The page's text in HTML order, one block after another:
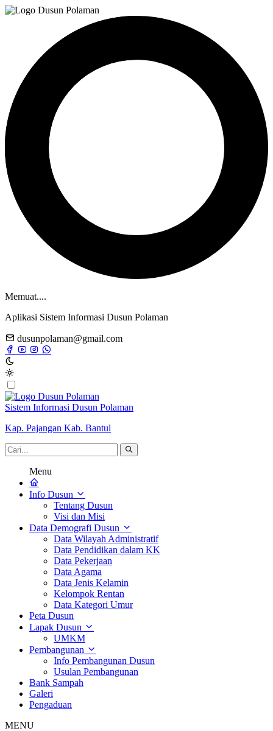
Memuat....
Aplikasi Sistem Informasi Dusun Polaman
dusunpolaman@gmail.com
Sistem Informasi Dusun Polaman
Kap. Pajangan Kab. Bantul
Menu
Info Dusun
Tentang Dusun
Visi dan Misi
Data Demografi Dusun
Data Wilayah Administratif
Data Pendidikan dalam KK
Data Pekerjaan
Data Agama
Data Jenis Kelamin
Kelompok Rentan
Data Kategori Umur
Peta Dusun
Lapak Dusun
UMKM
Pembangunan
Info Pembangunan Dusun
Usulan Pembangunan
Bank Sampah
Galeri
Pengaduan
MENU